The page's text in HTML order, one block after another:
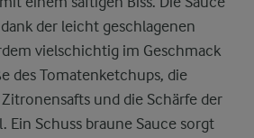
der leicht geschlagenen
vielschichtig im Geschmack
des Tomatenketchups, die
und die Schärfe der
Ein Schuss braune Sauce sorgt